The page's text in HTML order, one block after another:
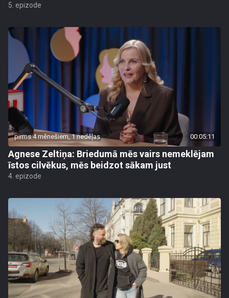
5. epizode
pirms 4 mēnešiem, 1 nedēļas 00:05:11
Agnese Zeltiņa: Briedumā mēs vairs nemeklējam
īstos cilvēkus, mēs beidzot sākam just
4. epizode